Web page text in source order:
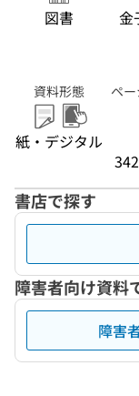
図書
金
資料形態
紙・デジタル
ペ
書店で探す
障害者向け資料
障害